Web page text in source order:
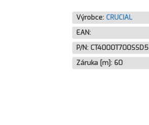
Výrobce: CRUCIAL
EAN:
P/N: CT4000T700SSD5
Záruka [m]: 60